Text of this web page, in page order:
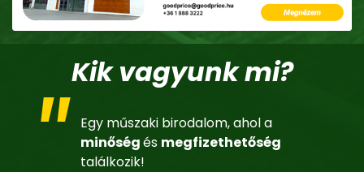
Kik vagyunk mi?
Egy műszaki birodalom, ahol a
minőségés megfizethetőség
találkozik!